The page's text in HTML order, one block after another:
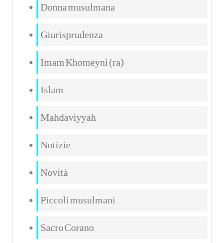
Donna musulmana
Giurisprudenza
Imam Khomeyni (ra)
Islam
Mahdaviyyah
Notizie
Novità
Piccoli musulmani
Sacro Corano